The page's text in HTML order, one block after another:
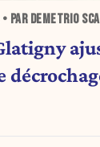
• PAR DEMETRIO